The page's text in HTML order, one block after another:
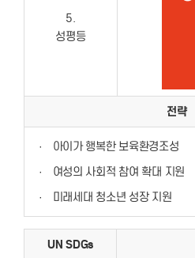
5.
성평등
전략
·
아이가 행복한 보육환경조성
·
여성의 사회적 참여 확대 지원
·
미래세대 청소년 성장 지원
UN SDGs